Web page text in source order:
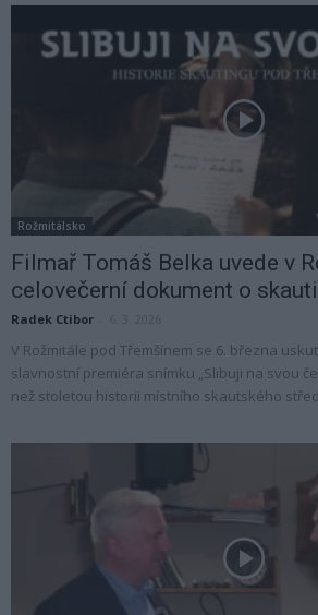
Rožmitálsko
Filmař Tomáš Belka uvede v
celovečerní dokument o
Radek Ctibor
V Rožmitále pod Třemšínem se 6. března
slavnostní premiéra snímku „Slibuji na svou
než stoletou historii místního skautského